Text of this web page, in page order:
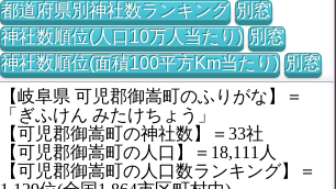
都道府県別神社数ランキング 別窓
神社数順位(人口10万人当たり) 別窓
神社数順位(面積100平方Km当たり) 別窓
【岐阜県 可児郡御嵩町のふりがな】＝
「ぎふけん みたけちょう」
【可児郡御嵩町の神社数】＝33社
【可児郡御嵩町の人口】＝18,111人
【可児郡御嵩町の人口数ランキング】＝